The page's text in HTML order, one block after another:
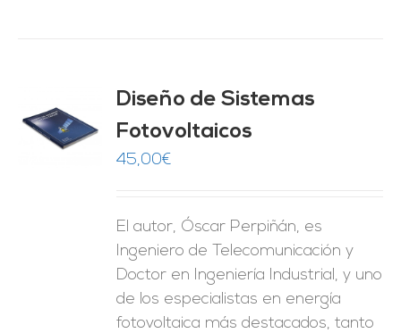
Diseño de Sistemas
Fotovoltaicos
45,00€
El autor, Óscar Perpiñán, es
Ingeniero de Telecomunicación y
Doctor en Ingeniería Industrial, y uno
de los especialistas en energía
fotovoltaica más destacados, tanto